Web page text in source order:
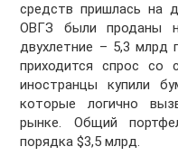
средств пришлась на
ОВГЗ были проданы
двухлетние – 5,3 млрд
приходится спрос со
иностранцы купили
которые логично
рынке. Общий
порядка $3,5 млрд.